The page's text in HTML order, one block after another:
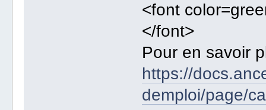
<font
</font>
Pour en savoir
https://
demploi/page/